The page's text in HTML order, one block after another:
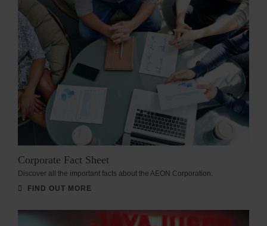
Corporate Fact Sheet
Discover all the important facts about the AEON Corporation.
FIND OUT MORE